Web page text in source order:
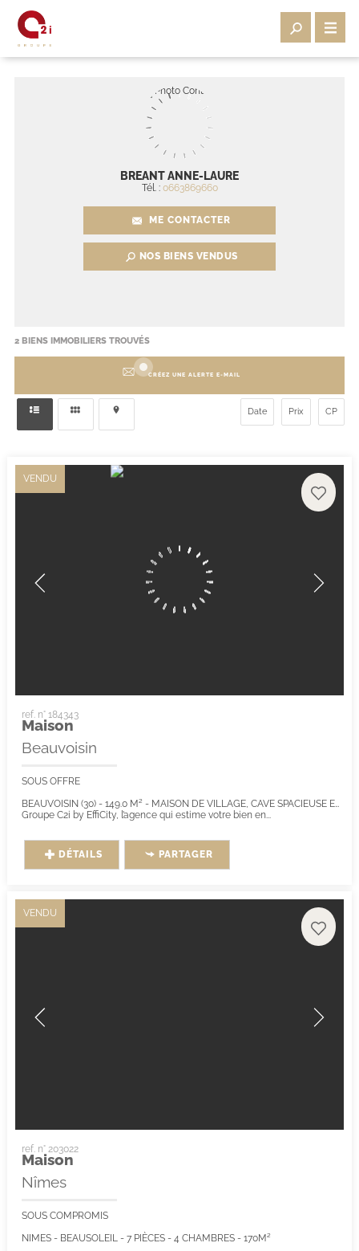
BREANT ANNE-LAURE
Tél. : 0663869660
ME CONTACTER
NOS BIENS VENDUS
2 BIENS IMMOBILIERS TROUVÉS
CRÉEZ UNE ALERTE E-MAIL
Date Prix CP
VENDU
ref. n° 184343
Maison
Beauvoisin
SOUS OFFRE
BEAUVOISIN (30) - 149.0 M² - MAISON DE VILLAGE, CAVE SPACIEUSE ET GARAGE.
Groupe C2i by EffiCity, l’agence qui estime votre bien en...
DÉTAILS PARTAGER
VENDU
ref. n° 203022
Maison
Nîmes
SOUS COMPROMIS
NIMES - BEAUSOLEIL - 7 PIÈCES - 4 CHAMBRES - 170M²